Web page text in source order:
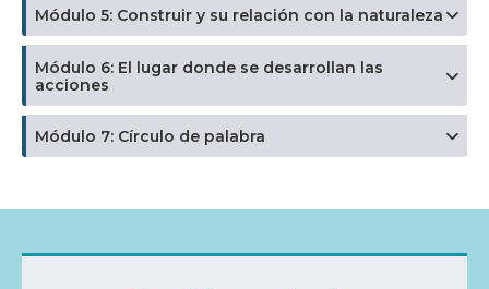
Módulo 5: Construir y su relación con la naturaleza
Módulo 6: El lugar donde se desarrollan las
acciones
Módulo 7: Círculo de palabra